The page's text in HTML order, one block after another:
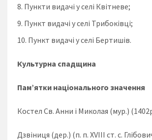
Пункти видачі у селі Квітневе;
Пункт видачі у селі Трибоківці;
Пункт видачі у селі Бертишів.
Культурна спадщина
Пам’ятки національного значення
Костел Св. Анни і Миколая (мур.)
Дзвіниця (дер.) (п. п. ХVІІІ ст. с.